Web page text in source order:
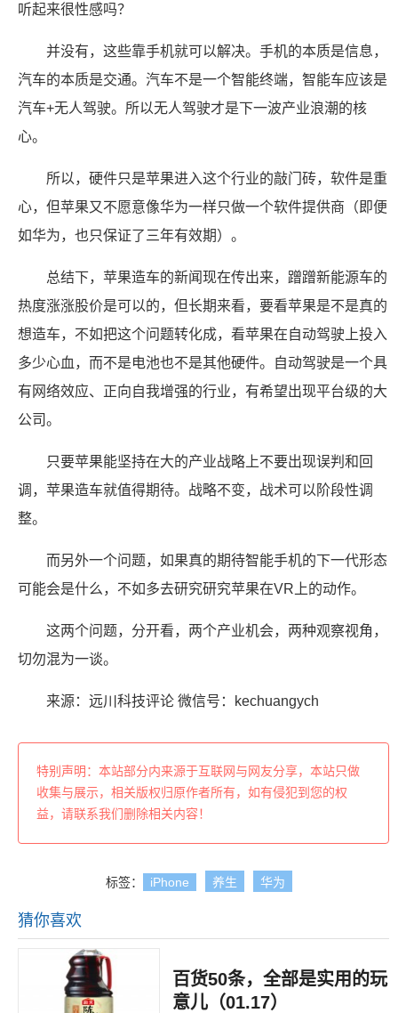
听起来很性感吗？
并没有，这些靠手机就可以解决。手机的本质是信息，
汽车的本质是交通。汽车不是一个智能终端，智能车应该是
汽车+无人驾驶。所以无人驾驶才是下一波产业浪潮的核
心。
所以，硬件只是苹果进入这个行业的敲门砖，软件是重
心，但苹果又不愿意像华为一样只做一个软件提供商（即便
如华为，也只保证了三年有效期）。
总结下，苹果造车的新闻现在传出来，蹭蹭新能源车的
热度涨涨股价是可以的，但长期来看，要看苹果是不是真的
想造车，不如把这个问题转化成，看苹果在自动驾驶上投入
多少心血，而不是电池也不是其他硬件。自动驾驶是一个具
有网络效应、正向自我增强的行业，有希望出现平台级的大
公司。
只要苹果能坚持在大的产业战略上不要出现误判和回
调，苹果造车就值得期待。战略不变，战术可以阶段性调
整。
而另外一个问题，如果真的期待智能手机的下一代形态
可能会是什么，不如多去研究研究苹果在VR上的动作。
这两个问题，分开看，两个产业机会，两种观察视角，
切勿混为一谈。
来源：远川科技评论 微信号：kechuangych
特别声明：本站部分内来源于互联网与网友分享，本站只做
收集与展示，相关版权归原作者所有，如有侵犯到您的权
益，请联系我们删除相关内容！
标签： iPhone 养生 华为
猜你喜欢
百货50条，全部是实用的玩
意儿（01.17）